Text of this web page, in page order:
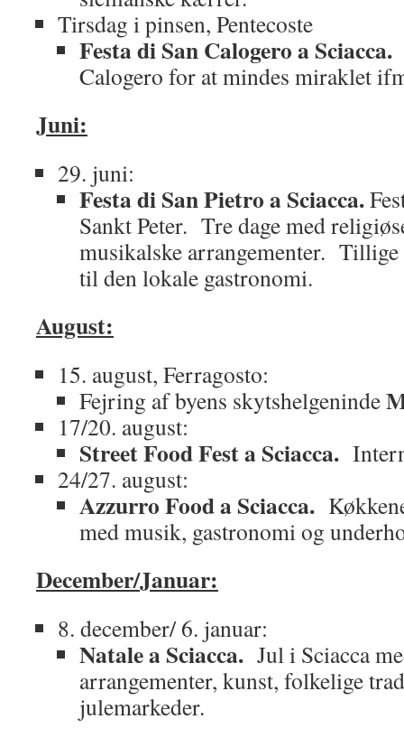
Tirsdag i pinsen, Pentecoste
Festa di San Calogero a Sciacca.
Calogero for at mindes miraklet
Juni:
29. juni:
Festa di San Pietro a Sciacca.
Sankt Peter. Tre dage med
musikalske arrangementer.
til den lokale gastronomi.
August:
15. august, Ferragosto:
Fejring af byens skytshelgeninde
17/20. august:
Street Food Fest a Sciacca.
24/27. august:
Azzurro Food a Sciacca.
med musik, gastronomi og
December/Januar:
8. december/ 6. januar:
Natale a Sciacca. Jul i Sciacca
arrangementer, kunst, folkelige
julemarkeder.